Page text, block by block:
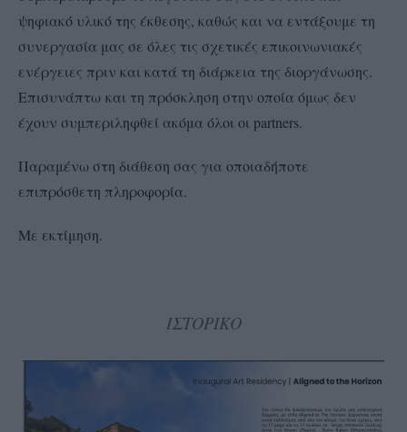
ψηφιακό υλικό της έκθεσης, καθώς και να εντάξουμε τη
συνεργασία μας σε όλες τις σχετικές επικοινωνιακές
ενέργειες πριν και κατά τη διάρκεια της διοργάνωσης.
Επισυνάπτω και τη πρόσκληση στην οποία όμως δεν
έχουν συμπεριληφθεί ακόμα όλοι οι partners.
Παραμένω στη διάθεση σας για οποιαδήποτε
επιπρόσθετη πληροφορία.
Με εκτίμηση.
ΙΣΤΟΡΙΚΟ